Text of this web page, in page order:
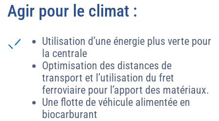
Agir pour le climat :
Utilisation d’une énergie plus verte pour
la centrale
Optimisation des distances de
transport et l’utilisation du fret
ferroviaire pour l’apport des matériaux.
Une flotte de véhicule alimentée en
biocarburant